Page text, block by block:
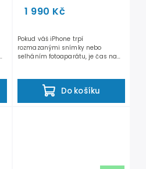
1 990 Kč
Do košíku
Pokud váš iPhone trpí
rozmazanými snímky nebo
selháním fotoaparátu, je čas na